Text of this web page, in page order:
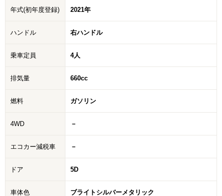
年式(初年度登録) 2021年
ハンドル 右ハンドル
乗車定員 4人
排気量 660cc
燃料 ガソリン
4WD －
エコカー減税車 －
ドア 5D
車体色 ブライトシルバーメタリック